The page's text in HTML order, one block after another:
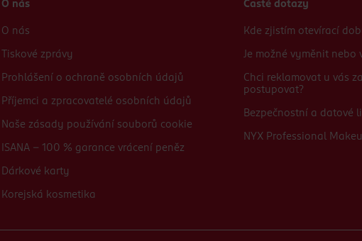
O nás
O nás
Tiskové zprávy
Prohlášení o ochraně osobních údajů
Příjemci a zpracovatelé osobních údajů
Naše zásady používání souborů cookie
ISANA - 100 % garance vrácení peněz
Dárkové karty
Korejská kosmetika
Časté dotazy
Kde zjistím otevírací
Je možné vyměnit nebo
Chci reklamovat u vás
postupovat?
Bezpečnostní a datové
NYX Professional